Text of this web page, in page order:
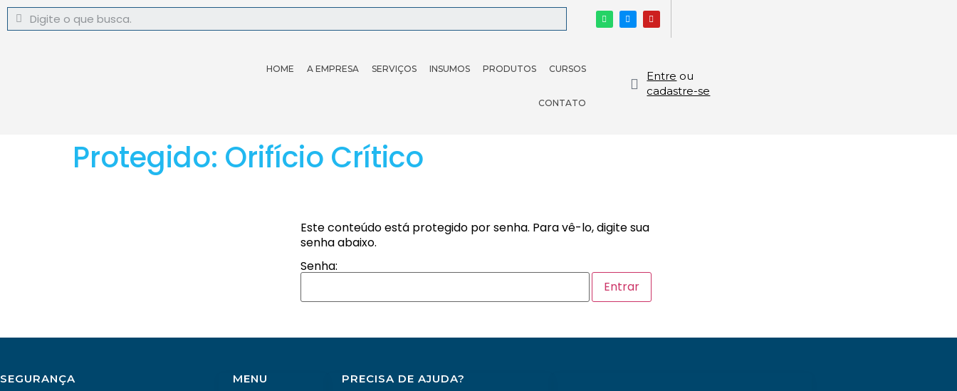
HOME A EMPRESA SERVIÇOS INSUMOS PRODUTOS CURSOS
CONTATO
Entre ou
cadastre-se
Protegido: Orifício Crítico
Este conteúdo está protegido por senha. Para vê-lo, digite sua
senha abaixo.
Senha:
SEGURANÇA
MENU
PRECISA DE AJUDA?